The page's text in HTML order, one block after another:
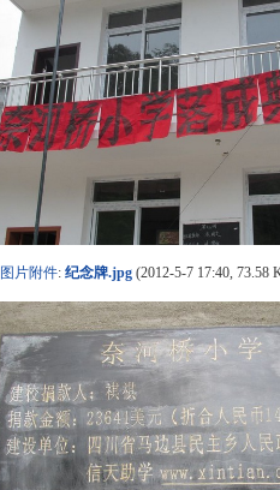
图片附件:纪念牌.jpg (2012-5-7 17:40, 73.58